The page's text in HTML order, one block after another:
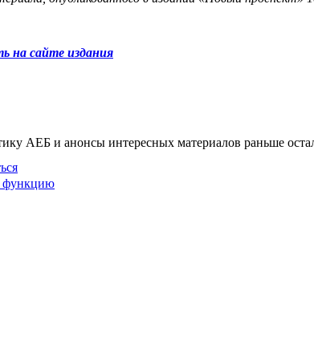
на сайте издания
АЕБ и анонсы интересных материалов раньше